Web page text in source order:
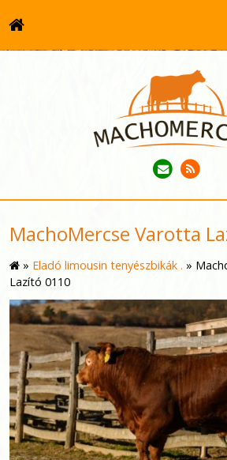
MachoMercse Varotta
» Eladó limousin tenyészbikák . »
Lazító 0110